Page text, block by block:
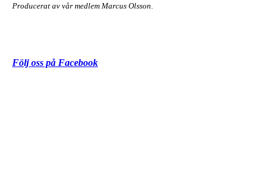
Producerat av vår medlem Marcus Olsson
Följ oss på Facebook